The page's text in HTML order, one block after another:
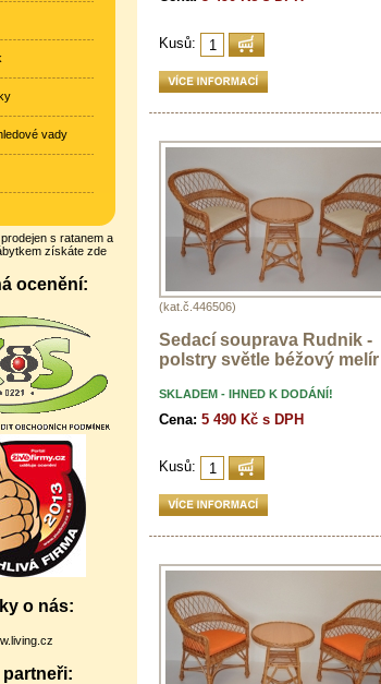
Kusů:
(kat.č.446506)
Sedací souprava Rudnik -
polstry světle béžový melír
SKLADEM - IHNED K DODÁNÍ!
Cena: 5 490 Kč s DPH
Kusů:
vady
s ratanem a
získáte zde
ocenění:
o nás:
partneři: